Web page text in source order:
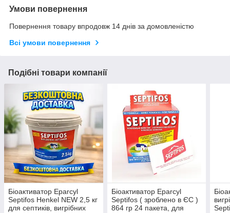
Умови повернення
Повернення товару впродовж 14 днів за домовленістю
Всі умови повернення
Подібні товари компанії
Біоактиватор Eparcyl
Septifos Henkel NEW 2,5 кг
для септиків, вигрібних
Біоактиватор Eparcyl
Septifos ( зроблено в ЄС )
864 гр 24 пакета, для